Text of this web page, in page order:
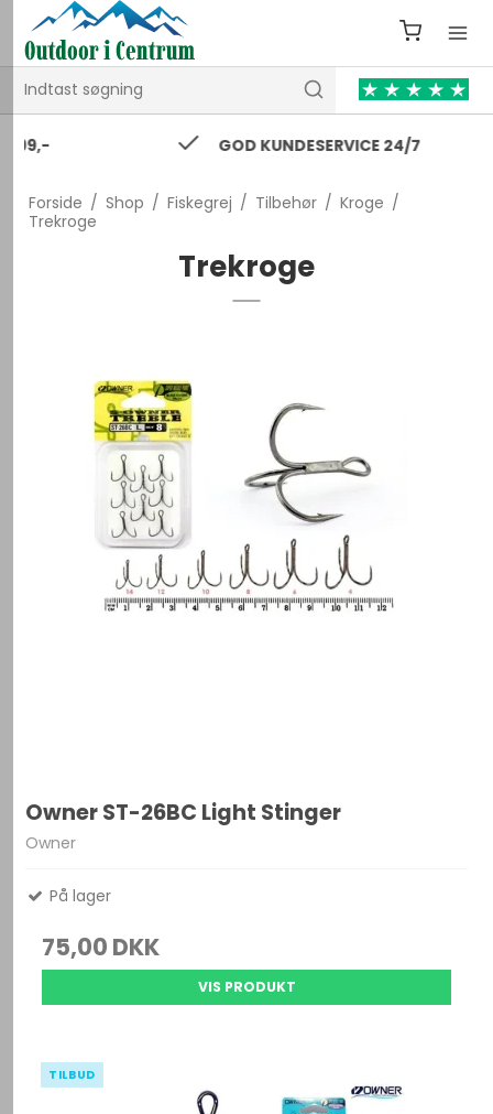
GOD KUNDESERVICE 24/7
Forside / Shop / Fiskegrej / Tilbehør / Kroge /
Trekroge
Trekroge
Owner ST-26BC Light Stinger
Owner
På lager
75,00 DKK
VIS PRODUKT
TILBUD